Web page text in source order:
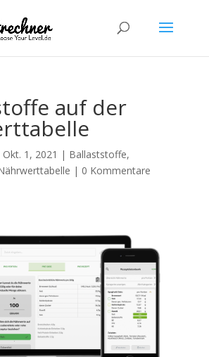
auf der
Okt. 1, 2021 | Ballaststoffe,
| 0 Kommentare